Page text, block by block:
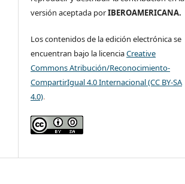
versión aceptada porIBEROAMERICANA.
Los contenidos de la edición electrónica se
encuentran bajo la licenciaCreative
Commons Atribución/Reconocimiento-
CompartirIgual 4.0 Internacional (CC BY-SA
4.0).